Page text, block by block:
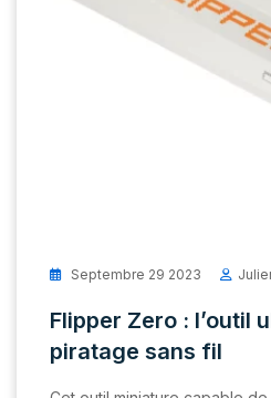
Septembre 29 2023
Flipper Zero : l’outil
piratage sans fil